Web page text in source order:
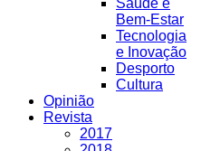
Saúde e
Bem-Estar
Tecnologia
e Inovação
Desporto
Cultura
Opinião
Revista
2017